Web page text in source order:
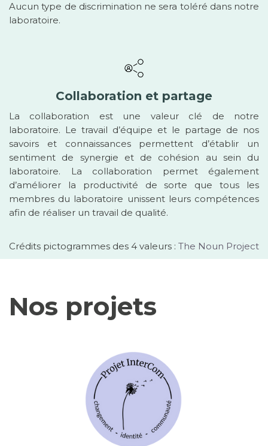
Aucun type de discrimination ne sera toléré dans notre
laboratoire.
Collaboration et partage
La collaboration est une valeur clé de notre
laboratoire. Le travail d’équipe et le partage de nos
savoirs et connaissances permettent d’établir un
sentiment de synergie et de cohésion au sein du
laboratoire. La collaboration permet également
d’améliorer la productivité de sorte que tous les
membres du laboratoire unissent leurs compétences
afin de réaliser un travail de qualité.
Crédits pictogrammes des 4 valeurs : The Noun Project
Nos projets